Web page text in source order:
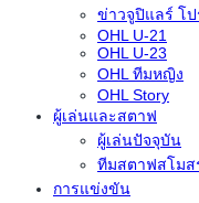
ข่าวจูปิแลร์ โ
OHL U-21
OHL U-23
OHL ทีมหญิง
OHL Story
ผู้เล่นและสตาฟ
ผู้เล่นปัจจุบัน
ทีมสตาฟสโมส
การแข่งขัน